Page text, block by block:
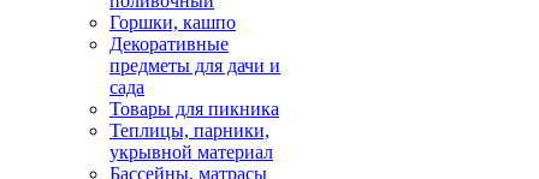
Горшки, кашпо
Декоративные
предметы для дачи и
сада
Товары для пикника
Теплицы, парники,
укрывной материал
Бассейны, матрасы